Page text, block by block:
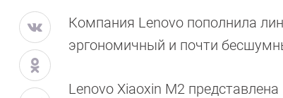
Компания Lenovo пополнила
эргономичный и почти
Lenovo Xiaoxin M2